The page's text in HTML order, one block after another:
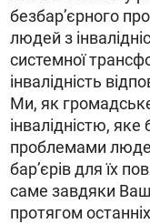
безбарʼєрного
людей з
системної
інвалідність
Ми, як
інвалідністю,
проблемами
барʼєрів для їх
саме завдяки
протягом